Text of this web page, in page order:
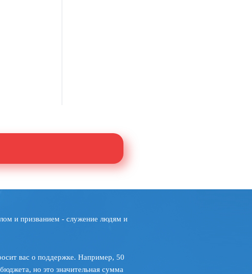
и призванием - служение людям и
вас о поддержке. Например, 50
но это значительная сумма